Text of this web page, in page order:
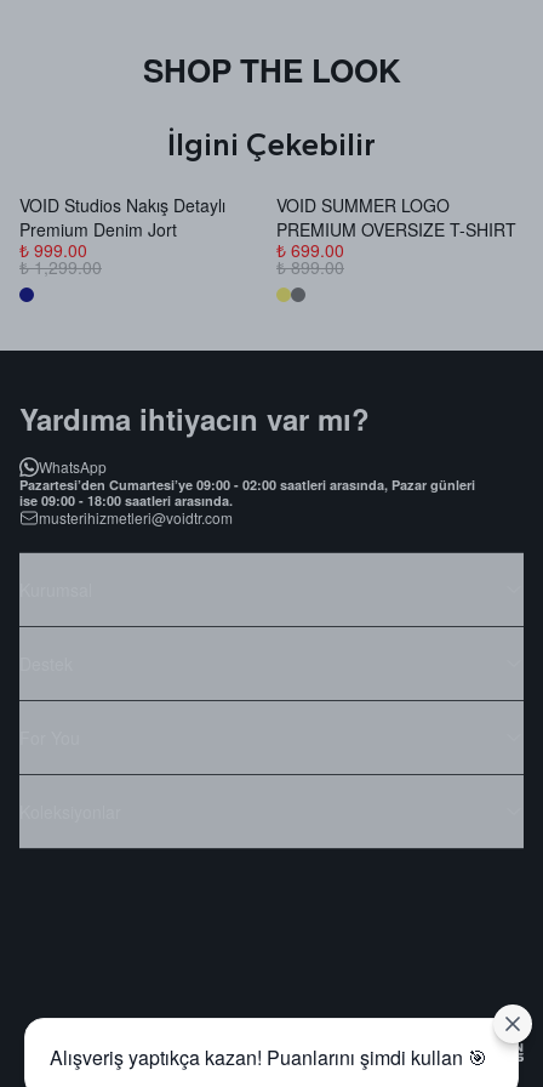
SHOP THE LOOK
İlgini Çekebilir
VOID Studios Nakış Detaylı
Premium Denim Jort
₺ 999.00
₺ 1,299.00
VOID SUMMER LOGO
PREMIUM OVERSIZE T-SHIRT
₺ 699.00
₺ 899.00
Yardıma ihtiyacın var mı?
WhatsApp
Pazartesi’den Cumartesi’ye 09:00 - 02:00 saatleri arasında, Pazar günleri
ise 09:00 - 18:00 saatleri arasında.
musterihizmetleri@voidtr.com
Alışveriş yaptıkça kazan! Puanlarını şimdi kullan 🎯